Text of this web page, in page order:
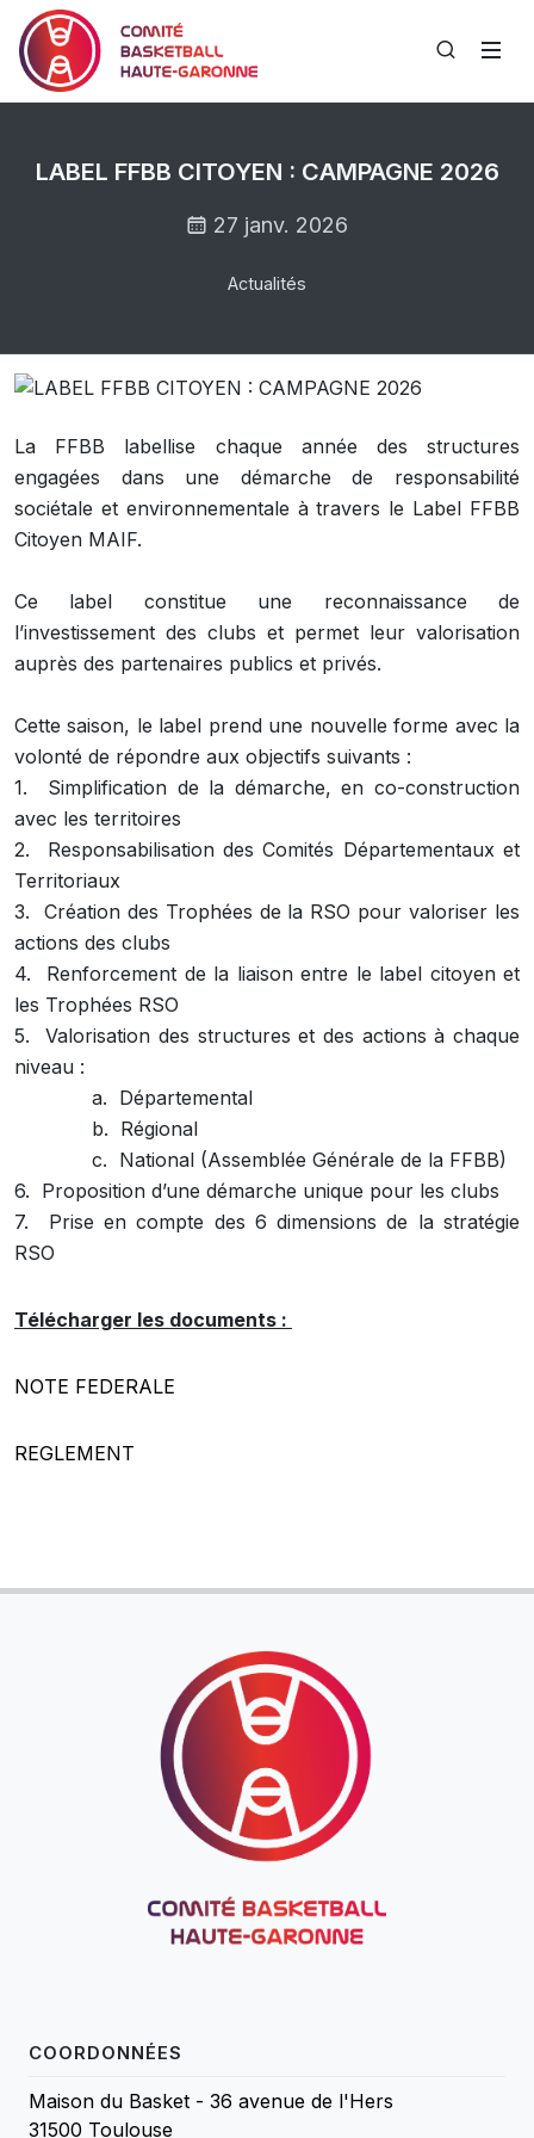
LABEL FFBB CITOYEN : CAMPAGNE 2026
27 janv. 2026
Actualités
La FFBB labellise chaque année des structures
engagées dans une démarche de responsabilité
sociétale et environnementale à travers le Label FFBB
Citoyen MAIF.
Ce label constitue une reconnaissance de
l’investissement des clubs et permet leur valorisation
auprès des partenaires publics et privés.
Cette saison, le label prend une nouvelle forme avec la
volonté de répondre aux objectifs suivants :
1. Simplification de la démarche, en co-construction
avec les territoires
2. Responsabilisation des Comités Départementaux et
Territoriaux
3. Création des Trophées de la RSO pour valoriser les
actions des clubs
4. Renforcement de la liaison entre le label citoyen et
les Trophées RSO
5. Valorisation des structures et des actions à chaque
niveau :
a. Départemental
b. Régional
c. National (Assemblée Générale de la FFBB)
6. Proposition d’une démarche unique pour les clubs
7. Prise en compte des 6 dimensions de la stratégie
RSO
Télécharger les documents :
NOTE FEDERALE
REGLEMENT
COORDONNÉES
Maison du Basket - 36 avenue de l'Hers
31500 Toulouse